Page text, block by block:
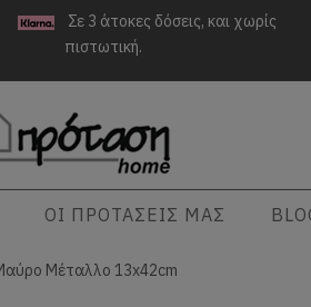
Σε 3 άτοκες δόσεις, και χωρίς
πιστωτική.
ΟΙ ΠΡΟΤΑΣΕΙΣ ΜΑΣ
Μέταλλο 13x42cm